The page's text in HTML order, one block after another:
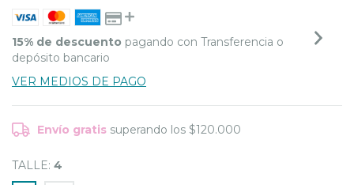
15% de descuento pagando con Transferencia o
depósito bancario
VER MEDIOS DE PAGO
Envío gratis superando los $120.000
TALLE: 4